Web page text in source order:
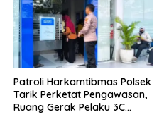
Patroli Harkamtibmas Polsek
Tarik Perketat Pengawasan,
Ruang Gerak Pelaku 3C